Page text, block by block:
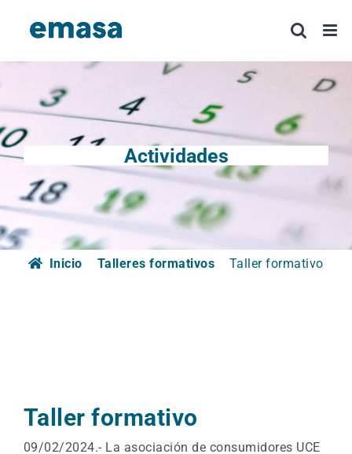
Actividades
Inicio Talleres formativos Taller formativo
Taller formativo
09/02/2024.- La asociación de consumidores UCE